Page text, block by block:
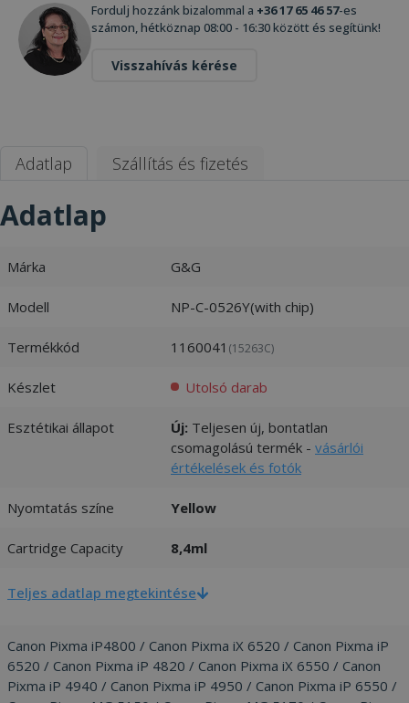
Fordulj hozzánk bizalommal a +36 17 65 46 57-es
számon, hétköznap 08:00 - 16:30 között és segítünk!
Visszahívás kérése
Adatlap Szállítás és fizetés
Adatlap
Márka G&G
Modell NP-C-0526Y(with chip)
Termékkód 1160041 (15263C)
Készlet Utolsó darab
Esztétikai állapot Új: Teljesen új, bontatlan
csomagolású termék - vásárlói
értékelések és fotók
Nyomtatás színe Yellow
Cartridge Capacity 8,4ml
Teljes adatlap megtekintése
Canon Pixma iP4800 / Canon Pixma iX 6520 / Canon Pixma iP
6520 / Canon Pixma iP 4820 / Canon Pixma iX 6550 / Canon
Pixma iP 4940 / Canon Pixma iP 4950 / Canon Pixma iP 6550 /